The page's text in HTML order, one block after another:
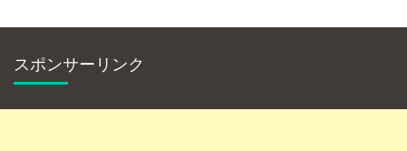
スポンサーリンク